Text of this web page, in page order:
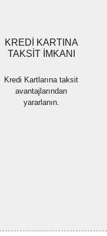
KREDİ KARTINA
TAKSİT İMKANI
Kredi Kartlarına taksit
avantajlarından
yararlanın.